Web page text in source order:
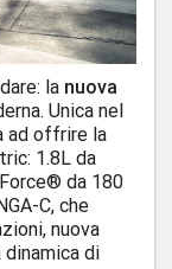
la nuova
Unica nel
ad offrire la
1.8L da
da 180
C, che
nuova
di